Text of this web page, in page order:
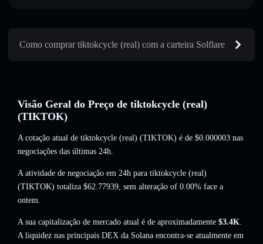
Como comprar tiktokcycle (real) com a carteira Solflare
Visão Geral do Preço de tiktokcycle (real)
(TIKTOK)
A cotação atual de tiktokcycle (real) (TIKTOK) é de $0.000003 nas
negociações das últimas 24h.
A atividade de negociação em 24h para tiktokcycle (real)
(TIKTOK) totaliza $62.77939, sem alteração of 0.00% face a
ontem.
A sua capitalização de mercado atual é de aproximadamente $3.4K.
A liquidez nas principais DEX da Solana encontra-se atualmente em